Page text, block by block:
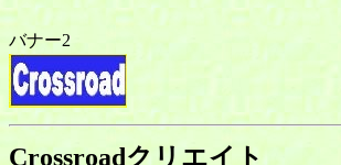
バナー2
Crossroadクリエイト